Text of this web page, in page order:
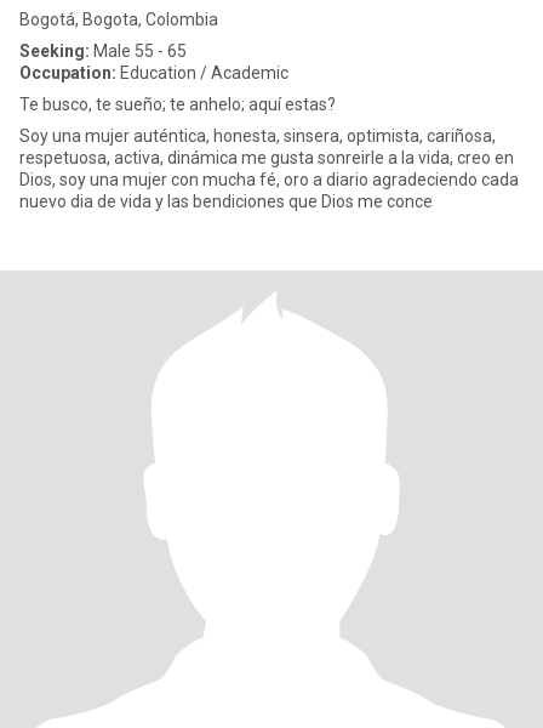
Bogotá, Bogota, Colombia
Seeking: Male 55 - 65
Occupation: Education / Academic
Te busco, te sueño; te anhelo; aquí estas?
Soy una mujer auténtica, honesta, sinsera, optimista, cariñosa,
respetuosa, activa, dinámica me gusta sonreirle a la vida, creo en
Dios, soy una mujer con mucha fé, oro a diario agradeciendo cada
nuevo dia de vida y las bendiciones que Dios me conce